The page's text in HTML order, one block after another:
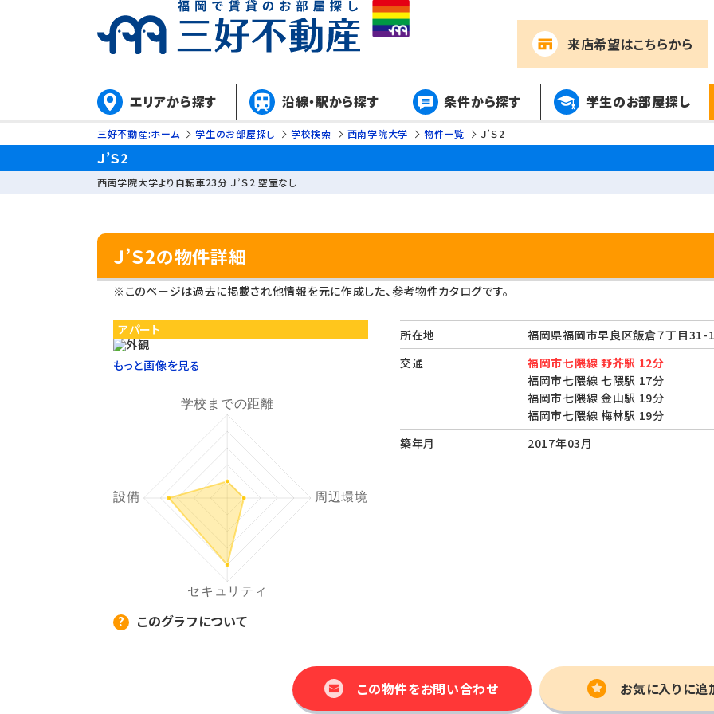
来店希望はこちらから
エリアから探す 沿線・駅から探す 条件から探す 学生のお部屋探し
三好不動産:ホーム 学生のお部屋探し 学校検索 西南学院大学 物件一覧 Ｊ’Ｓ2
Ｊ’Ｓ2
西南学院大学より自転車23分 Ｊ’Ｓ2 空室なし
Ｊ’Ｓ2の物件詳細
※このページは過去に掲載され他情報を元に作成した、参考物件カタログです。
アパート
もっと画像を見る
このグラフについて
所在地
福岡県福岡市早良区飯倉７丁
交通
福岡市七隈線 野芥駅 12分
福岡市七隈線 七隈駅 17分
福岡市七隈線 金山駅 19分
福岡市七隈線 梅林駅 19分
築年月
2017年03月
この物件をお問い合わせ お気に入りに追